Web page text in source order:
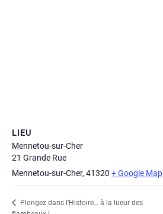
LIEU
Mennetou-sur-Cher
21 Grande Rue
Mennetou-sur-Cher, 41320 + Google Map
Plongez dans l’Histoire… à la lueur des